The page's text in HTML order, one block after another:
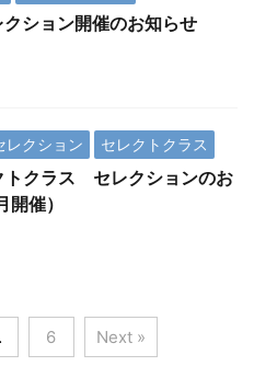
ション開催のお知らせ
レクション セレクトクラス
トクラス セレクションのお
開催）
6 Next »